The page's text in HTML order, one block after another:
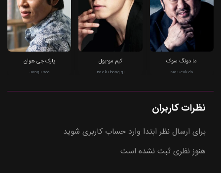
ما دونگ سوک
Ma Seok-do
کیم مو-یول
Baek Chang-gi
پارک جی هوان
Jang I-soo
نظرات کاربران
برای ارسال نظر ابتدا وارد حساب کاربری شوید
هنوز نظری ثبت نشده است